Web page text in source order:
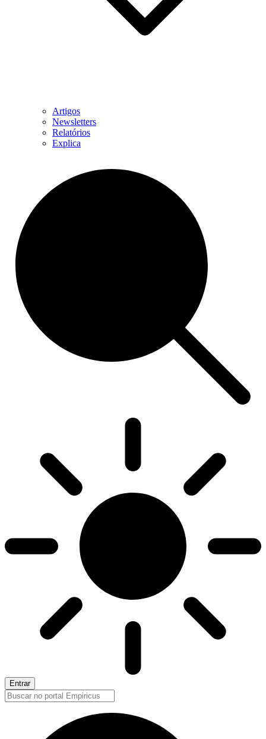
Artigos
Newsletters
Relatórios
Explica
Entrar